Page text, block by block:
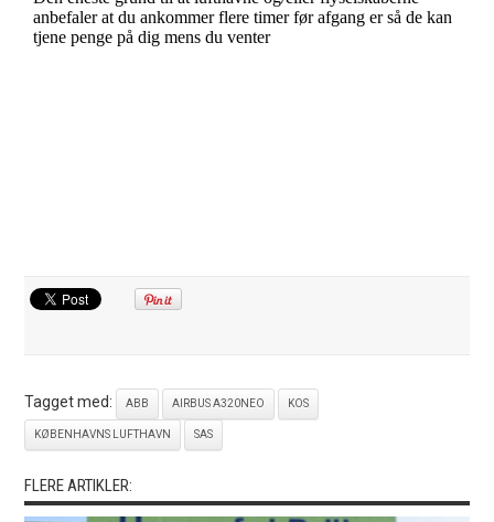
Tagget med: ABB AIRBUS A320NEO KOS
KØBENHAVNS LUFTHAVN SAS
FLERE ARTIKLER: